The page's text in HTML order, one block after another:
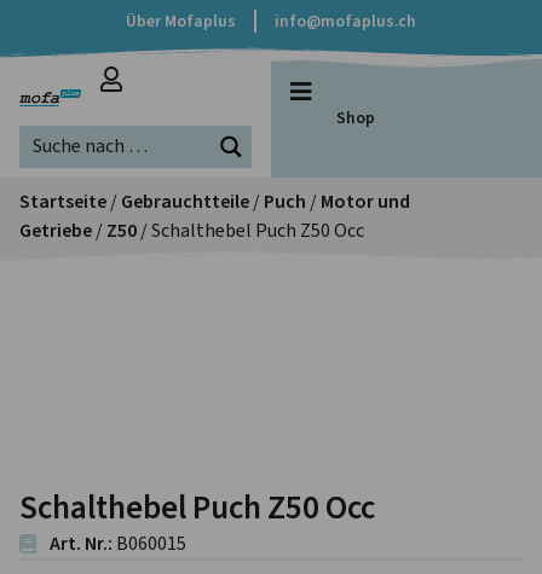
Über Mofaplus info@mofaplus.ch
Shop
Startseite/Gebrauchtteile/Puch /Motor und
Getriebe/Z50/ Schalthebel Puch Z50 Occ
Schalthebel Puch Z50 Occ
Art. Nr.: B060015